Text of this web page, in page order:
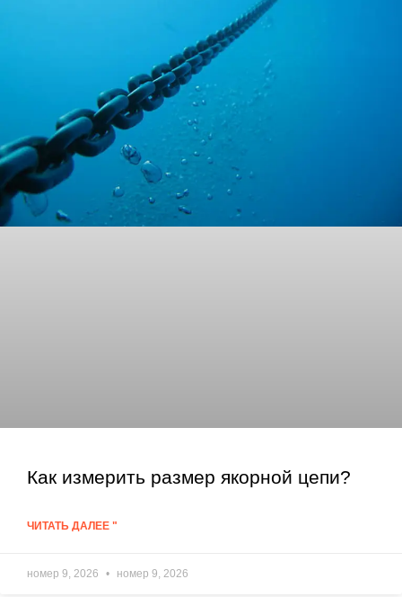
Как измерить размер якорной цепи?
ЧИТАТЬ ДАЛЕЕ "
номер 9, 2026 номер 9, 2026